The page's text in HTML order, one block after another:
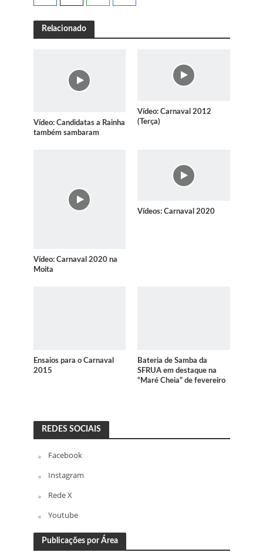
Relacionado
Vídeo: Candidatas a Rainha
também sambaram
Vídeo: Carnaval 2012
(Terça)
Vídeo: Carnaval 2020 na
Moita
Vídeos: Carnaval 2020
Ensaios para o Carnaval
2015
Bateria de Samba da
SFRUA em destaque na
“Maré Cheia” de fevereiro
REDES SOCIAIS
Facebook
Instagram
Rede X
Youtube
Publicações por Área